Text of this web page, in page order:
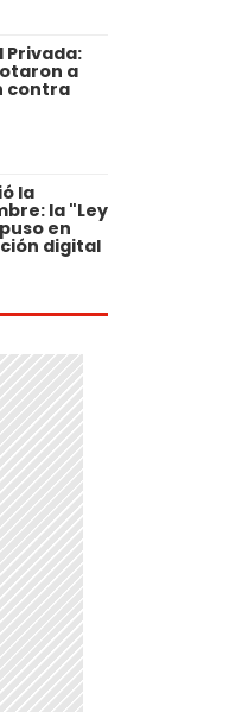
Privada:
a
contra
la
la "Ley
en
digital